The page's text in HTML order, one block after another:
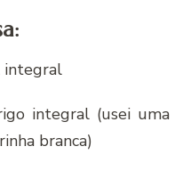
integral
integral (usei uma
branca)